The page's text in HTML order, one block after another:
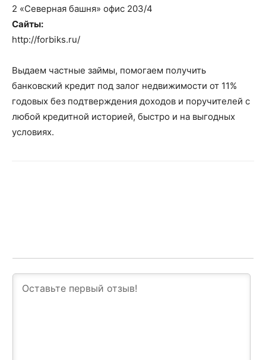
2 «Северная башня» офис 203/4
Сайты:
http://forbiks.ru/
Выдаем частные займы, помогаем получить
банковский кредит под залог недвижимости от 11%
годовых без подтверждения доходов и поручителей с
любой кредитной историей, быстро и на выгодных
условиях.